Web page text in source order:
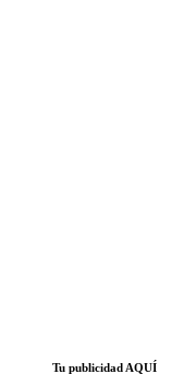
Tu publicidad AQUÍ